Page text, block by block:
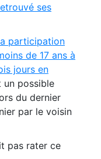
ses
participation
de 17 ans à
jours en
un possible
du dernier
par le voisin
pas rater ce